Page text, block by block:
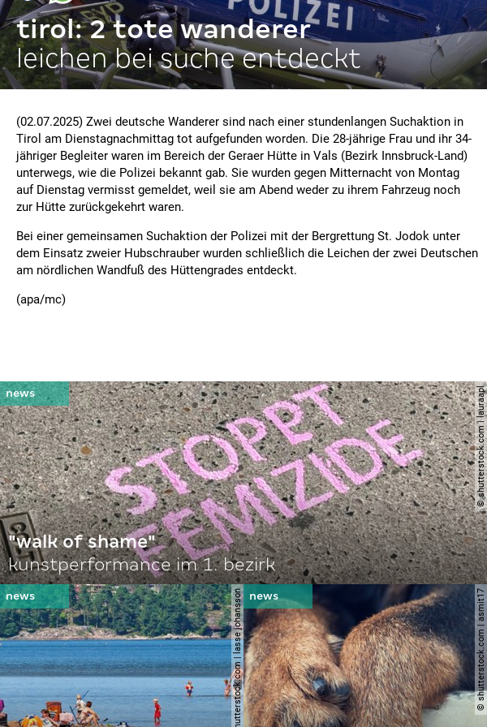
tirol: 2 tote wanderer
leichen bei suche entdeckt
(02.07.2025) Zwei deutsche Wanderer sind nach einer stundenlangen Suchaktion in
Tirol am Dienstagnachmittag tot aufgefunden worden. Die 28-jährige Frau und ihr 34-
jähriger Begleiter waren im Bereich der Geraer Hütte in Vals (Bezirk Innsbruck-Land)
unterwegs, wie die Polizei bekannt gab. Sie wurden gegen Mitternacht von Montag
auf Dienstag vermisst gemeldet, weil sie am Abend weder zu ihrem Fahrzeug noch
zur Hütte zurückgekehrt waren.
Bei einer gemeinsamen Suchaktion der Polizei mit der Bergrettung St. Jodok unter
dem Einsatz zweier Hubschrauber wurden schließlich die Leichen der zwei Deutschen
am nördlichen Wandfuß des Hüttengrades entdeckt.
(apa/mc)
© shutterstock.com | lauraapl
"walk of shame"
kunstperformance im 1. bezirk
© shutterstock.com | lasse johansson © shutterstock.com | asmit17